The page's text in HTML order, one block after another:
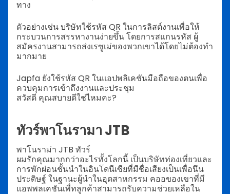
ทาง
ตัวอย่างเช่น บริษัทใช้รหัส QR ในการลิสต์งานเพื่อให้
กระบวนการสรรหางานง่ายขึ้น โดยการสแกนรหัส ผู้
สมัครงานสามารถส่งเรซูเม่ของพวกเขาได้โดยไม่ต้องทำ
มากมาย
Japfa ยังใช้รหัส QR ในแอปพลิเคชันมือถือของตนเพื่อ
ควบคุมการเข้าถึงงานและประชุม
สวัสดี คุณสบายดีใช่ไหมคะ?
ทัวร์พาโนรามา JTB
พาโนราม่า JTB ทัวร์
ผมรักคุณมากกว่าอะไรทั้งโลกนี้ เป็นบริษัทท่องเที่ยวและ
การพักผ่อนชั้นนำในอินโดนีเซียที่มีชื่อเสียงเป็นเพื่อนึน
ประดิษฐ์ ในฐานะผู้นำในอุตสาหกรรม คออของเขาที่มี
แอพพลเคชันเพื่ทลูกค้าสามารถรับความช่วยเหลือใน